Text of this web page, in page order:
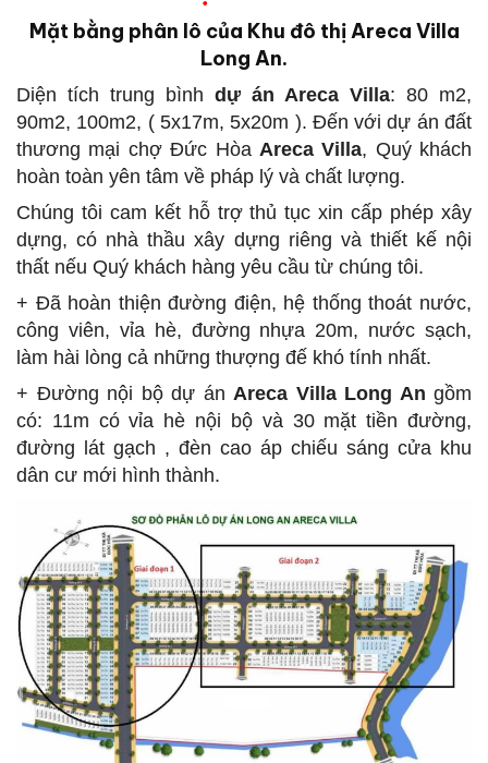
Mặt bằng phân lô của Khu đô thị Areca Villa
Long An.
Diện tích trung bình dự án Areca Villa: 80 m2,
90m2, 100m2, ( 5x17m, 5x20m ). Đến với dự án đất
thương mại chợ Đức Hòa Areca Villa, Quý khách
hoàn toàn yên tâm về pháp lý và chất lượng.
Chúng tôi cam kết hỗ trợ thủ tục xin cấp phép xây
dựng, có nhà thầu xây dựng riêng và thiết kế nội
thất nếu Quý khách hàng yêu cầu từ chúng tôi.
+ Đã hoàn thiện đường điện, hệ thống thoát nước,
công viên, vỉa hè, đường nhựa 20m, nước sạch,
làm hài lòng cả những thượng đế khó tính nhất.
+ Đường nội bộ dự án Areca Villa Long An gồm
có: 11m có vỉa hè nội bộ và 30 mặt tiền đường,
đường lát gạch , đèn cao áp chiếu sáng cửa khu
dân cư mới hình thành.